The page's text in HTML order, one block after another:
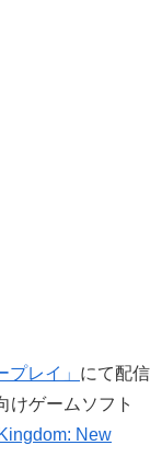
プレイ」 にて配信
けゲームソフト
Kingdom: New